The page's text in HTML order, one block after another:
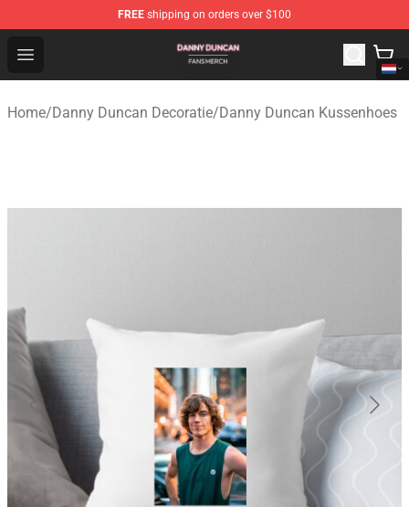
FREE shipping on orders over $100
Open menu
Danny Duncan Shop - Official Danny Duncan
Home/Danny Duncan Decoratie/Danny Duncan Kussenhoes